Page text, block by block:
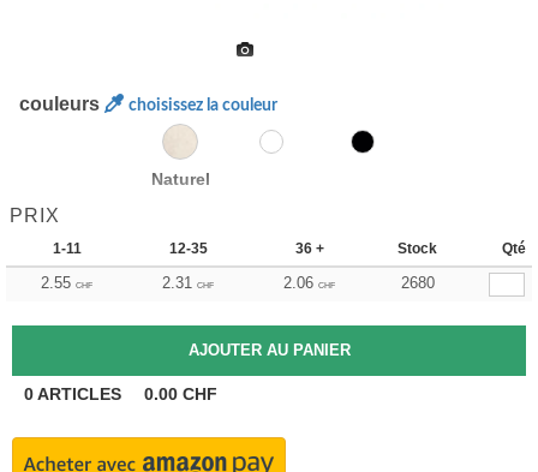
couleurs choisissez la couleur
Naturel
PRIX
1-11 12-35 36 + Stock Qté
2.55 CHF 2.31 CHF 2.06 CHF 2680
0ARTICLES 0.00 CHF